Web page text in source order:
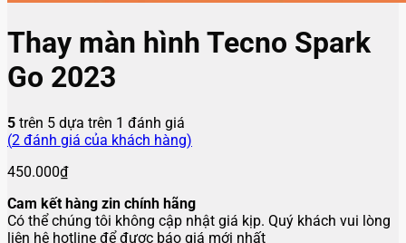
Thay màn hình Tecno Spark
Go 2023
5 trên 5 dựa trên 1 đánh giá
(2 đánh giá của khách hàng)
450.000₫
Cam kết hàng zin chính hãng
Có thể chúng tôi không cập nhật giá kịp. Quý khách vui lòng
liên hệ hotline để được báo giá mới nhất